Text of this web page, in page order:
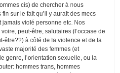
cis) de chercher à nous
sur le fait qu’il y aurait des mecs
jamais violé personne etc. Nos
peut-être, salutaires (l’occase de
être??) à côté de la violence et de la
majorité des femmes (et
genre, l’orientation sexuelle, ou la
hommes trans, hommes